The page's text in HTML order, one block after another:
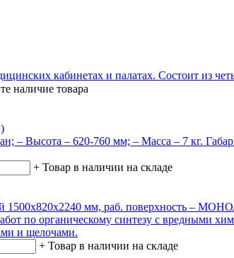
кабинетах и палатах. Состоит из
наличие товара
– Высота – 620-760 мм; – Масса – 7 кг.
+ Товар в наличии на складе
1500х820х2240 мм, раб. поверхность
по органическому синтезу с вредными
и щелочами.
+ Товар в наличии на складе